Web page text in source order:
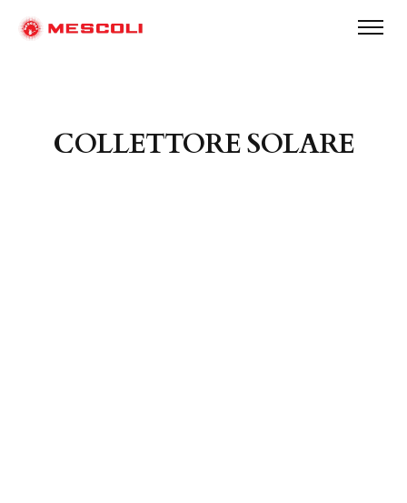
COLLETTORE SOLARE